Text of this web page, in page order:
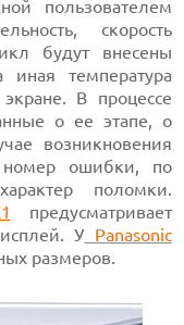
пользователем
скорость
будут внесены
температура
В процессе
о ее этапе, о
возникновения
номер ошибки, по
поломки.
предусматривает
У Panasonic
размеров.